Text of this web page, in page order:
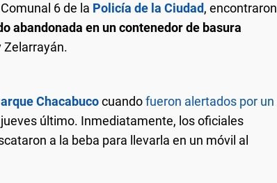
6 de la Policía de la Ciudad, encontraron
abandonada en un contenedor de basura
Zelarrayán.
Chacabucocuandofueron alertados por un
último. Inmediatamente, los oficiales
a la beba para llevarla en un móvil al